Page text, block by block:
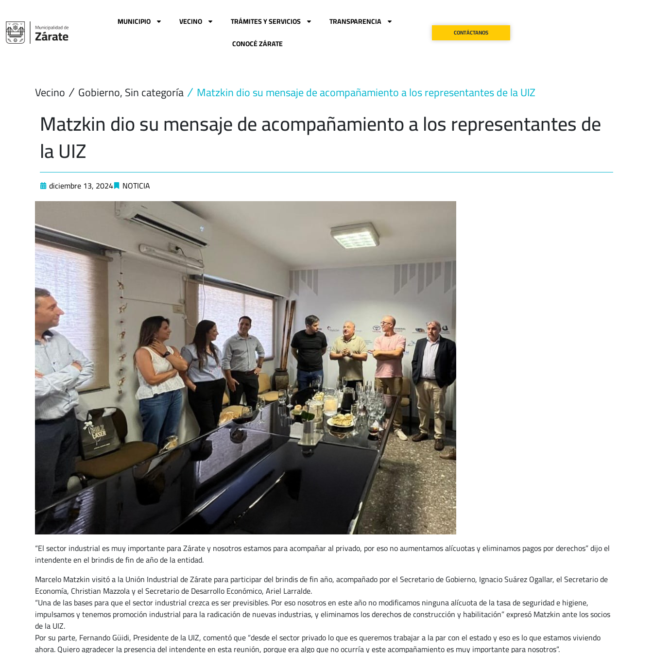
contenido
MUNICIPIO VECINO TRÁMITES Y SERVICIOS
TRANSPARENCIA
CONOCÉ ZÁRATE
CONTÁCTANOS
Vecino Gobierno,Sin categoría Matzkin dio su mensaje de acompañamiento a los representantes de la UIZ
Matzkin dio su mensaje de acompañamiento a los representantes de
la UIZ
diciembre 13, 2024 NOTICIA
“El sector industrial es muy importante para Zárate y nosotros estamos para acompañar al privado, por eso no aumentamos alícuotas y eliminamos pagos por derechos” dijo el
intendente en el brindis de fin de año de la entidad.
Marcelo Matzkin visitó a la Unión Industrial de Zárate para participar del brindis de fin año, acompañado por el Secretario de Gobierno, Ignacio Suárez Ogallar, el Secretario de
Economía, Christian Mazzola y el Secretario de Desarrollo Económico, Ariel Larralde.
“Una de las bases para que el sector industrial crezca es ser previsibles. Por eso nosotros en este año no modificamos ninguna alícuota de la tasa de seguridad e higiene,
impulsamos y tenemos promoción industrial para la radicación de nuevas industrias, y eliminamos los derechos de construcción y habilitación” expresó Matzkin ante los socios
de la UIZ.
Por su parte, Fernando Güidi, Presidente de la UIZ, comentó que “desde el sector privado lo que es queremos trabajar a la par con el estado y eso es lo que estamos viviendo
ahora. Quiero agradecer la presencia del intendente en esta reunión, porque era algo que no ocurría y este acompañamiento es muy importante para nosotros”.